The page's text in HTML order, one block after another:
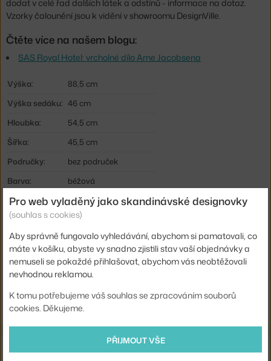
dodat v celé řad dalších látek a odstínů - informace na dotaz.
Vzorky čalounění jsou k vidění v showroomu DesignVille.
Čtěte více na našem blogu:
SAS Royal Hotel: vrcholné dílo Arne Jacobsena
Výška:
88,5 cm
Výška sedáku: 46 cm
Hloubka:
54,5 cm
Šířka:
45,5 cm
Područky:
bez područek
Barva:
béžová
Materiál:
chromovaná ocel, textil
Sedák:
čalouněný
Podnož:
kov
Kód produktu
FHA-3110-UPH114
Shopping from the EU? Switch toDrop™, chrome / Canvas Beige
Pro web vyladěný jako skandinávské designovky
(souhlas s cookies)
Aby správně fungovalo vyhledávání, abychom si pamatovali, co
máte v košíku, abyste vy snadno zjistili stav vaší objednávky a
nemuseli se pokaždé přihlašovat, abychom vás neobtěžovali
nevhodnou reklamou.
K tomu potřebujeme váš souhlas se zpracováním souborů
cookies. Děkujeme.
PŘIJMOUT VŠE